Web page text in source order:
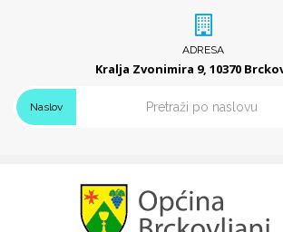
ADRESA
Kralja Zvonimira 9, 10370
Naslov